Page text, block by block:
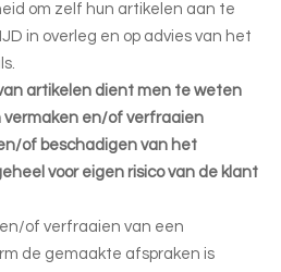
om zelf hun artikelen aan te
in overleg en op advies van het
artikelen dient men te weten
vermaken en/of verfraaien
of beschadigen van het
voor eigen risico van de klant
of verfraaien van een
de gemaakte afspraken is